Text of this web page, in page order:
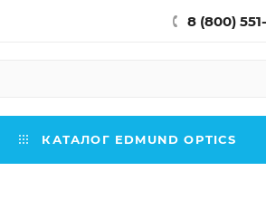
8 (800)
КАТАЛОГ EDMUND OPTICS